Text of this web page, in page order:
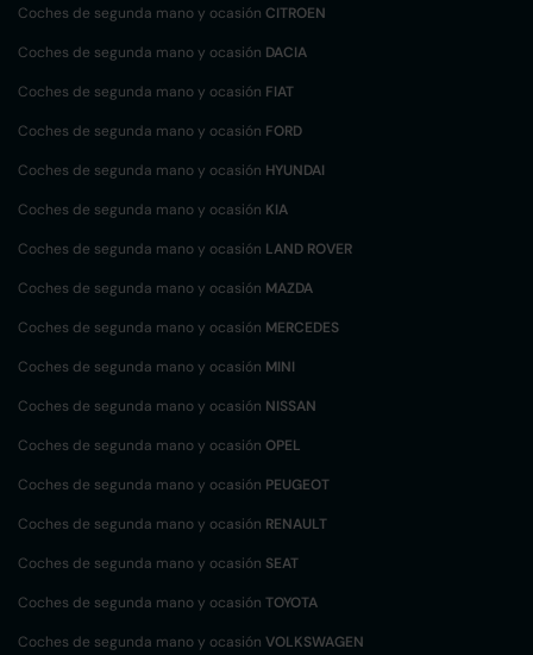
Coches de segunda mano y ocasión CITROEN
Coches de segunda mano y ocasión DACIA
Coches de segunda mano y ocasión FIAT
Coches de segunda mano y ocasión FORD
Coches de segunda mano y ocasión HYUNDAI
Coches de segunda mano y ocasión KIA
Coches de segunda mano y ocasión LAND ROVER
Coches de segunda mano y ocasión MAZDA
Coches de segunda mano y ocasión MERCEDES
Coches de segunda mano y ocasión MINI
Coches de segunda mano y ocasión NISSAN
Coches de segunda mano y ocasión OPEL
Coches de segunda mano y ocasión PEUGEOT
Coches de segunda mano y ocasión RENAULT
Coches de segunda mano y ocasión SEAT
Coches de segunda mano y ocasión TOYOTA
Coches de segunda mano y ocasión VOLKSWAGEN